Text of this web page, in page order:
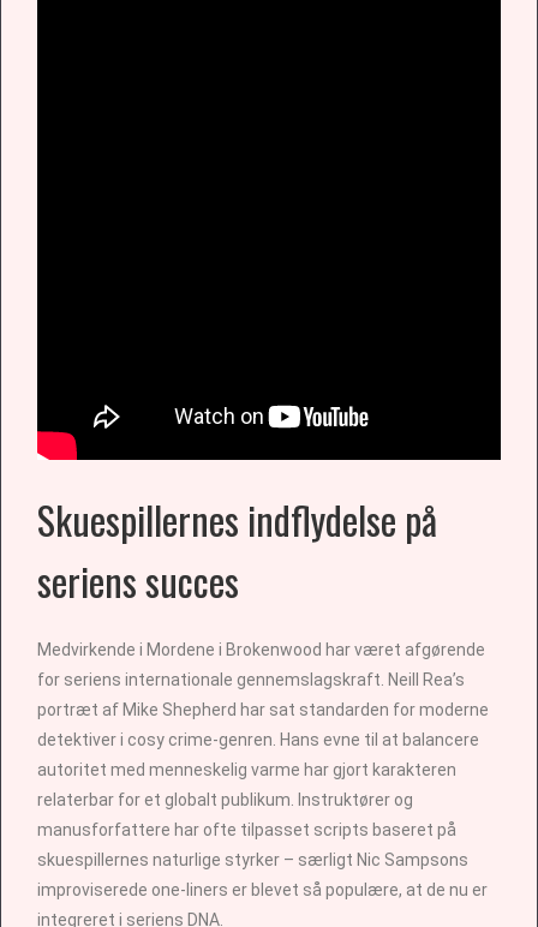
Skuespillernes indflydelse på
seriens succes
Medvirkende i Mordene i Brokenwood har været afgørende
for seriens internationale gennemslagskraft. Neill Rea’s
portræt af Mike Shepherd har sat standarden for moderne
detektiver i cosy crime-genren. Hans evne til at balancere
autoritet med menneskelig varme har gjort karakteren
relaterbar for et globalt publikum. Instruktører og
manusforfattere har ofte tilpasset scripts baseret på
skuespillernes naturlige styrker – særligt Nic Sampsons
improviserede one-liners er blevet så populære, at de nu er
integreret i seriens DNA.